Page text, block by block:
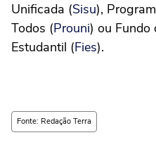
Unificada (Sisu),
Todos (Prouni) ou Fundo
Estudantil (Fies).
Fonte: Redação Terra